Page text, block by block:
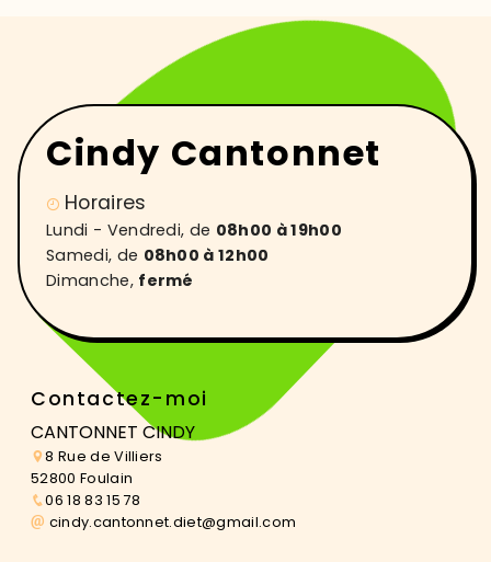
Cindy Cantonnet
Horaires
Lundi - Vendredi, de 08h00 à 19h00
Samedi, de 08h00 à 12h00
Dimanche, fermé
Contactez-moi
CANTONNET CINDY
8 Rue de Villiers
52800 Foulain
06 18 83 15 78
cindy.cantonnet.diet@gmail.com